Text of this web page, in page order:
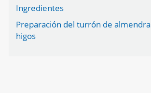
Ingredientes
Preparación del turrón de
higos